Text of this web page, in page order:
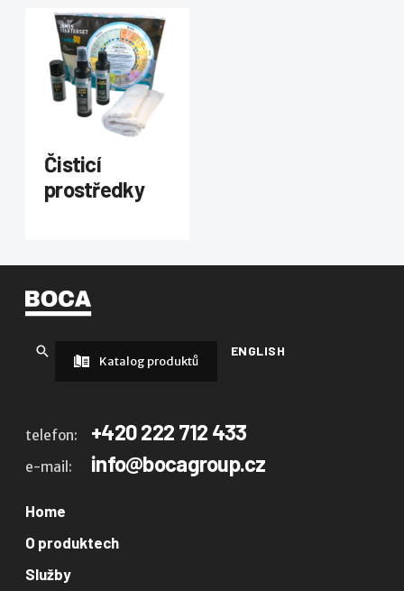
Čisticí
prostředky
ENGLISH
Katalog produktů
telefon: +420 222 712 433
e-mail: info@bocagroup.cz
Home
O produktech
Služby